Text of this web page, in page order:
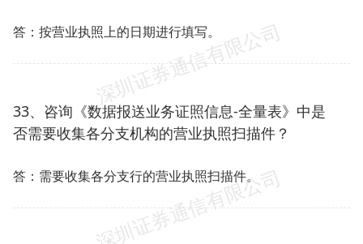
答：按营业执照上的日期进行填写。
33、咨询《数据报送业务证照信息-全量表》中是
否需要收集各分支机构的营业执照扫描件？
答：需要收集各分支行的营业执照扫描件。